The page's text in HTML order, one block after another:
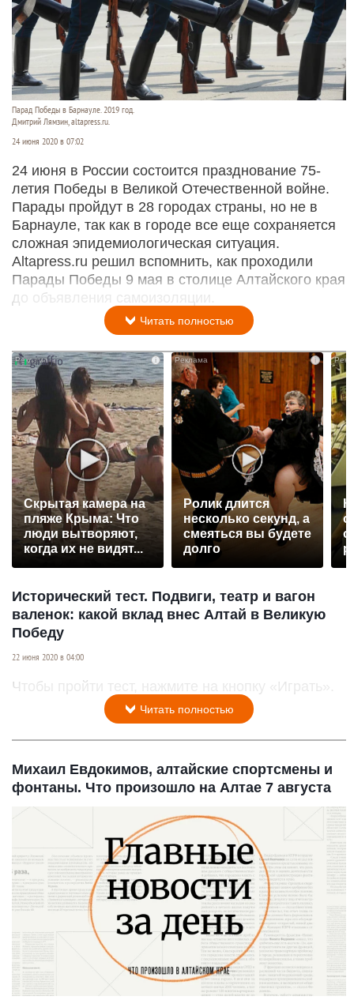
Парад Победы в Барнауле. 2019 год.
Дмитрий Лямзин, altapress.ru.
24 июня 2020 в 07:02
24 июня в России состоится празднование 75-
летия Победы в Великой Отечественной войне.
Парады пройдут в 28 городах страны, но не в
Барнауле, так как в городе все еще сохраняется
сложная эпидемиологическая ситуация.
Altapress.ru решил вспомнить, как проходили
Парады Победы 9 мая в столице Алтайского края
до объявления самоизоляции.
Читать полностью
i
Скрытая камера на
пляже Крыма: Что
люди вытворяют,
когда их не видят...
Ролик длится
несколько секунд, а
смеяться вы будете
долго
Исторический тест. Подвиги, театр и вагон
валенок: какой вклад внес Алтай в Великую
Победу
22 июня 2020 в 04:00
Чтобы пройти тест, нажмите на кнопку «Играть».
Читать полностью
Михаил Евдокимов, алтайские спортсмены и
фонтаны. Что произошло на Алтае 7 августа